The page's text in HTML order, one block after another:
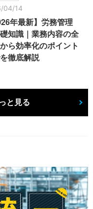
04/14
年最新】労務管理
知識｜業務内容の全
ら効率化のポイント
徹底解説
と見る